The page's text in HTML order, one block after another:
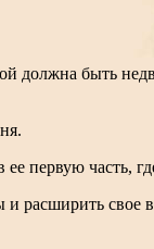
должна быть
первую часть,
расширить